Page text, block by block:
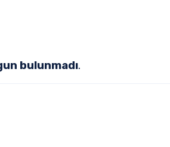
bulunmadı.